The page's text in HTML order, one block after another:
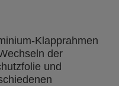
Klapprahmen
der
und